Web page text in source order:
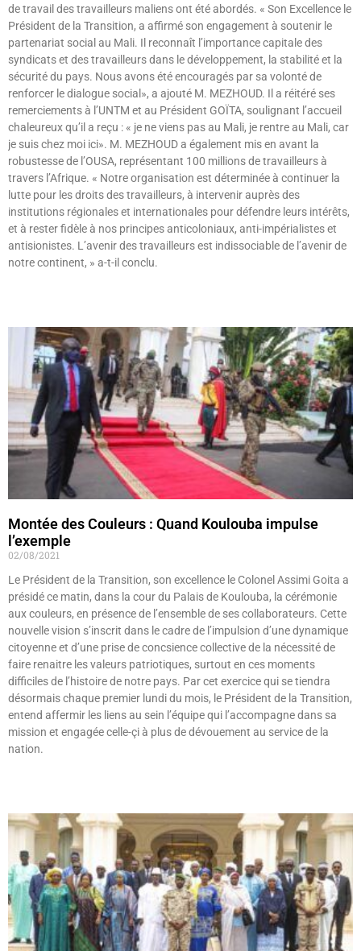
de travail des travailleurs maliens ont été abordés. « Son Excellence le
Président de la Transition, a affirmé son engagement à soutenir le
partenariat social au Mali. Il reconnaît l’importance capitale des
syndicats et des travailleurs dans le développement, la stabilité et la
sécurité du pays. Nous avons été encouragés par sa volonté de
renforcer le dialogue social», a ajouté M. MEZHOUD. Il a réitéré ses
remerciements à l’UNTM et au Président GOÏTA, soulignant l’accueil
chaleureux qu’il a reçu : « je ne viens pas au Mali, je rentre au Mali, car
je suis chez moi ici». M. MEZHOUD a également mis en avant la
robustesse de l’OUSA, représentant 100 millions de travailleurs à
travers l’Afrique. « Notre organisation est déterminée à continuer la
lutte pour les droits des travailleurs, à intervenir auprès des
institutions régionales et internationales pour défendre leurs intérêts,
et à rester fidèle à nos principes anticoloniaux, anti-impérialistes et
antisionistes. L’avenir des travailleurs est indissociable de l’avenir de
notre continent, » a-t-il conclu.
Montée des Couleurs : Quand Koulouba impulse
l’exemple
02/08/2021
Le Président de la Transition, son excellence le Colonel Assimi Goita a
présidé ce matin, dans la cour du Palais de Koulouba, la cérémonie
aux couleurs, en présence de l’ensemble de ses collaborateurs. Cette
nouvelle vision s’inscrit dans le cadre de l’impulsion d’une dynamique
citoyenne et d’une prise de concsience collective de la nécessité de
faire renaitre les valeurs patriotiques, surtout en ces moments
difficiles de l’histoire de notre pays. Par cet exercice qui se tiendra
désormais chaque premier lundi du mois, le Président de la Transition,
entend affermir les liens au sein l’équipe qui l’accompagne dans sa
mission et engagée celle-çi à plus de dévouement au service de la
nation.